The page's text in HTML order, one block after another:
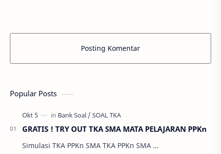
Posting Komentar
Popular Posts
GRATIS ! TRY OUT TKA SMA MATA PELAJARAN PPKn
Simulasi TKA PPKn SMA TKA PPKn SMA …